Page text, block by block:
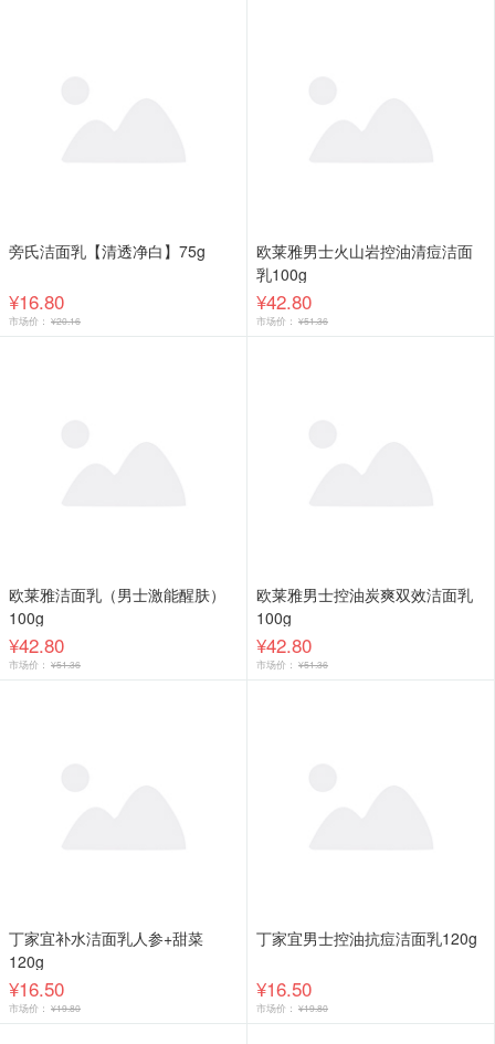
旁氏洁面乳【清透净白】75g
¥16.80
市场价： ¥20.16
欧莱雅男士火山岩控油清痘洁面
乳100g
¥42.80
市场价： ¥51.36
欧莱雅洁面乳（男士激能醒肤）
100g
¥42.80
市场价： ¥51.36
欧莱雅男士控油炭爽双效洁面乳
100g
¥42.80
市场价： ¥51.36
丁家宜补水洁面乳人参+甜菜
120g
¥16.50
市场价： ¥19.80
丁家宜男士控油抗痘洁面乳120g
¥16.50
市场价： ¥19.80